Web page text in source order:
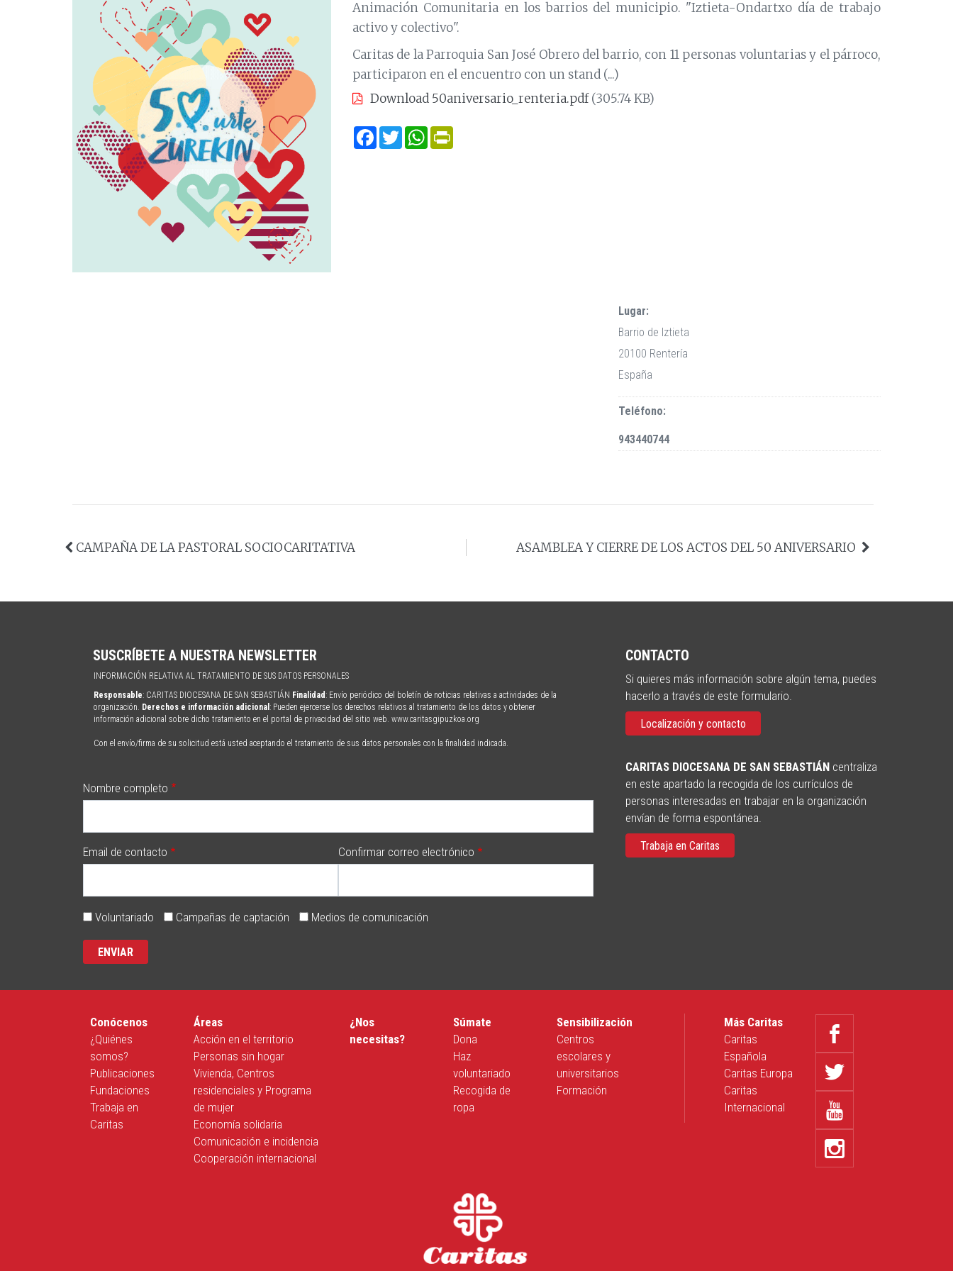
Animación Comunitaria en los barrios del municipio. "Iztieta-Ondartxo día de trabajo
activo y colectivo".
Caritas de la Parroquia San José Obrero del barrio, con 11 personas voluntarias y el párroco,
participaron en el encuentro con un stand (...)
Download 50aniversario_renteria.pdf (305.74 KB)
Facebook
TwitterWhatsApp
Print
Lugar:
Barrio de Iztieta
20100 Rentería
España
Teléfono:
943440744
CAMPAÑA DE LA PASTORAL SOCIOCARITATIVA ASAMBLEA Y CIERRE DE LOS ACTOS DEL 50 ANIVERSARIO
SUSCRÍBETE A NUESTRA NEWSLETTER
INFORMACIÓN RELATIVA AL TRATAMIENTO DE SUS DATOS PERSONALES
Responsable: CARITAS DIOCESANA DE SAN SEBASTIÁN Finalidad : Envío periódico del boletín de noticias relativas a actividades de la
organización. Derechos e información adicional : Pueden ejercerse los derechos relativos al tratamiento de los datos y obtener
información adicional sobre dicho tratamiento en el portal de privacidad del sitio web. www.caritasgipuzkoa.org
Con el envío/firma de su solicitud está usted aceptando el tratamiento de sus datos personales con la finalidad indicada.
Nombre completo
Email de contacto Confirmar correo electrónico
Voluntariado Campañas de captación Medios de comunicación
CONTACTO
Si quieres más información sobre algún tema, puedes
hacerlo a través de este formulario.
Localización y contacto
CARITAS DIOCESANA DE SAN SEBASTIÁN centraliza
en este apartado la recogida de los currículos de
personas interesadas en trabajar en la organización
envían de forma espontánea.
Trabaja en Caritas
Conócenos
¿Quiénes
somos?
Publicaciones
Fundaciones
Trabaja en
Caritas
Áreas
Acción en el territorio
Personas sin hogar
Vivienda, Centros
residenciales y Programa
de mujer
Economía solidaria
Comunicación e incidencia
Cooperación internacional
¿Nos
necesitas?
Súmate
Dona
Haz
voluntariado
Recogida de
ropa
Sensibilización
Centros
escolares y
universitarios
Formación
Más Caritas
Caritas
Española
Caritas Europa
Caritas
Internacional